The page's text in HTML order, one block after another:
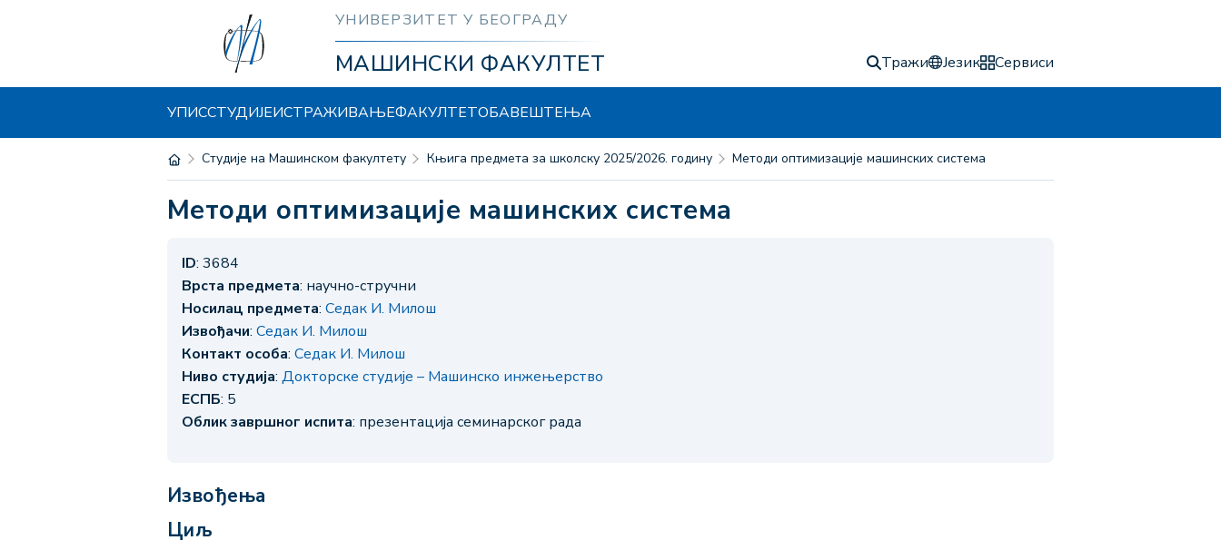
УНИВЕРЗИТЕТ У БЕОГРАДУ
МАШИНСКИ ФАКУЛТЕТ Тражи Језик Сервиси
УПИССТУДИЈЕИСТРАЖИВАЊЕФАКУЛТЕТОБАВЕШТЕЊА
Студије на Машинском факултету Књига предмета за школску 2025/2026. годину Методи оптимизације машинских система
Методи оптимизације машинских система
ID: 3684
Врста предмета: научно-стручни
Носилац предмета: Седак И. Милош
Извођачи: Седак И. Милош
Контакт особа: Седак И. Милош
Ниво студија: Докторске студије – Машинско инжењерство
ЕСПБ: 5
Облик завршног испита: презентација семинарског рада
Извођења
Циљ